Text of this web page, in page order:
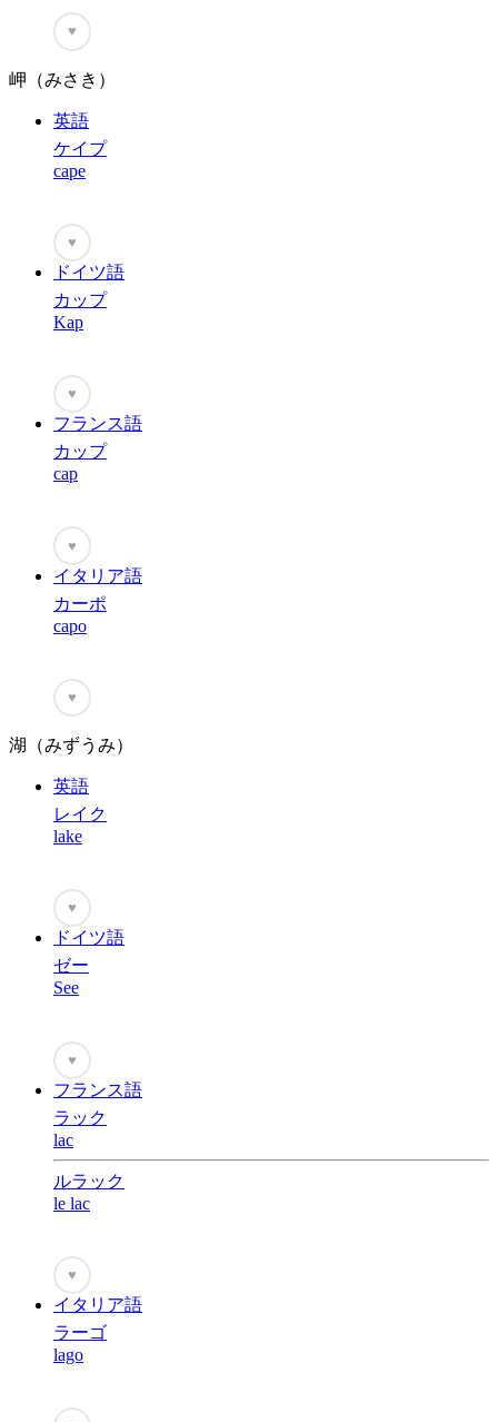
♥
岬（みさき）
英語
ケイプ
cape
♥
ドイツ語
カップ
Kap
♥
フランス語
カップ
cap
♥
イタリア語
カーポ
capo
♥
湖（みずうみ）
英語
レイク
lake
♥
ドイツ語
ゼー
See
♥
フランス語
ラック
lac
ルラック
le lac
♥
イタリア語
ラーゴ
lago